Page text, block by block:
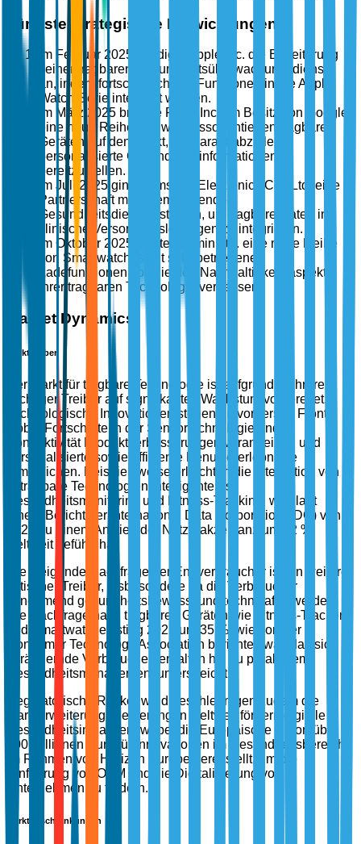
Jüngste strategische Entwicklungen
Im Februar 2025 kündigte Apple Inc. die Erweiterung
seiner tragbaren Gesundheitsüberwachungsdienste
an, indem fortschrittliche KI-Funktionen in die Apple
Watch-Serie integriert wurden.
Im März 2025 brachte Fitbit, Inc., im Besitz von Google,
eine neue Reihe von wellnessorientierten tragbaren
Geräten auf den Markt, die darauf abzielen,
personalisierte Gesundheitsinformationen
bereitzustellen.
Im Juli 2025 ging Samsung Electronics Co., Ltd. eine
Partnerschaft mit einem führenden
Gesundheitsdienstleister ein, um tragbare Daten in
klinische Versorgungslösungen zu integrieren.
Im Oktober 2025 stellte Garmin Ltd. eine neue Reihe
von Smartwatches mit solarbetriebenen
Ladefunktionen vor, die den Nachhaltigkeitsaspekt
ihrer tragbaren Technologie verbessern.
Market Dynamics
Markttreiber
Der Markt für tragbare Technologie ist aufgrund mehrerer
wichtiger Treiber auf signifikantes Wachstum vorbereitet.
Technologische Innovationen stehen an vorderster Front,
wobei Fortschritte in der Sensortechnologie und
Konnektivität Produktverbesserungen vorantreiben und
personalisierte sowie effiziente Benutzererlebnisse
ermöglichen. Beispielsweise erleichtert die Integration von KI
in tragbare Technologien intelligenteres
Gesundheitsmonitoring und Fitness-Tracking, was laut
einem Bericht der International Data Corporation (IDC) von
2023 zu einem Anstieg der Nutzerakzeptanz um 52 %
weltweit geführt hat.
Die steigende Nachfrage der Endverbraucher ist ein weiterer
kritischer Treiber, insbesondere da die Verbraucher
zunehmend gesundheitsbewusst und technikaffin werden.
Die Nachfrage nach tragbaren Geräten wie Fitness-Trackern
und Smartwatches stieg 2022 um 35 %, wie von der
Consumer Technology Association berichtet, was das sich
verändernde Verbraucherverhalten hin zu proaktivem
Gesundheitsmanagement unterstreicht.
Regulatorische Rückenwind beschleunigen zudem die
Markterweiterung. Regierungen weltweit fördern digitale
Gesundheitsinitiativen, wobei die Europäische Union über
100 Millionen Euro für Innovationen im Gesundheitsbereich
im Rahmen von Horizon Europe bereitstellt, um die
Einführung von OEM und die Digitalisierung von
Unternehmen zu fördern.
Marktbeschränkungen